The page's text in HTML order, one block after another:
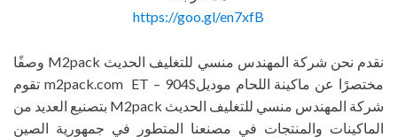
https://goo.gl/en7xfB
نقدم نحن شركة المهندس منسي للتغليف الحديث M2pack وصفًا
مختصرًا عن ماكينة اللحام موديلm2pack.com
ET – 904S تقوم
شركة المهندس منسي للتغليف الحديث M2pack بتصنيع العديد من
الماكينات والمنتجات في مصنعنا المتطور في جمهورية الصين